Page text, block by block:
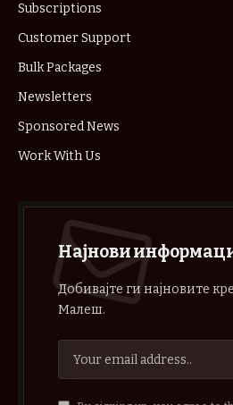
Subscriptions
Customer Support
Bulk Packages
Newsletters
Sponsored News
Work With Us
Најнови
Добивајте ги најновите
Малеш.